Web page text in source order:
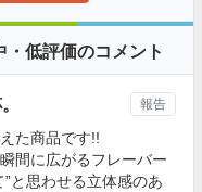
・低評価のコメント
た商品です!!
間に広がるフレーバー
と思わせる立体感のあ
報告